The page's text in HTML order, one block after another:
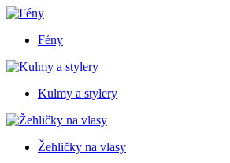
Fény
Kulmy a stylery
Žehličky na vlasy